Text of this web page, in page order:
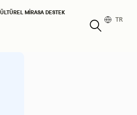
MIRASA DESTEK
TR